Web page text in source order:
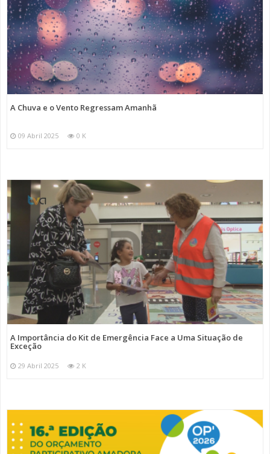
A Chuva e o Vento Regressam Amanhã
09 Abril 2025 0 K
A Importância do Kit de Emergência Face a Uma Situação de
Exceção
29 Abril 2025 2 K